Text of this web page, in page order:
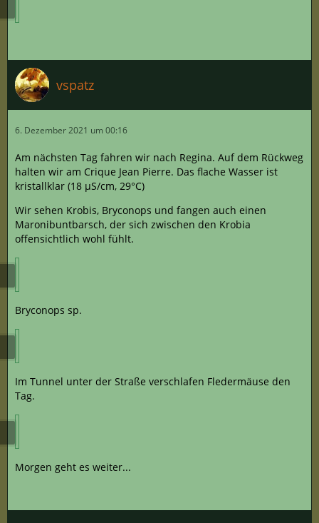
vspatz
6. Dezember 2021 um 00:16
Am nächsten Tag fahren wir nach Regina. Auf dem Rückweg
halten wir am Crique Jean Pierre. Das flache Wasser ist
kristallklar (18 µS/cm, 29°C)
Wir sehen Krobis, Bryconops und fangen auch einen
Maronibuntbarsch, der sich zwischen den Krobia
offensichtlich wohl fühlt.
Bryconops sp.
Im Tunnel unter der Straße verschlafen Fledermäuse den
Tag.
Morgen geht es weiter...